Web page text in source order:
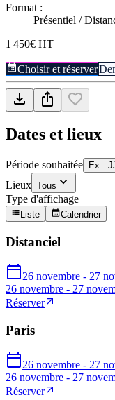
Format :
Présentiel /
1 450€ HT
Choisir et réserver
Dates et lieux
Période souhaitée Ex :
Lieux Tous
Type d'affichage
Liste Calendrier
Distanciel
26 novembre - 27
26 novembre - 27
Réserver
Paris
26 novembre - 27
26 novembre - 27
Réserver